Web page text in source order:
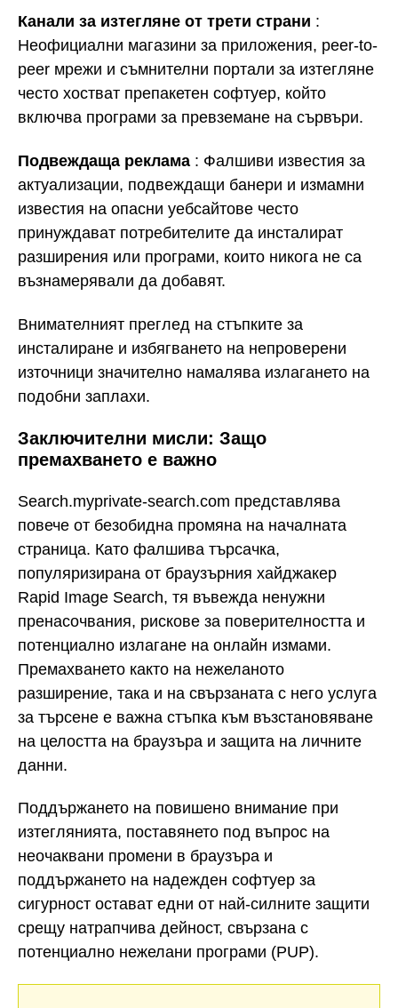
Канали за изтегляне от трети страни :
Неофициални магазини за приложения, peer-to-
peer мрежи и съмнителни портали за изтегляне
често хостват препакетен софтуер, който
включва програми за превземане на сървъри.
Подвеждаща реклама : Фалшиви известия за
актуализации, подвеждащи банери и измамни
известия на опасни уебсайтове често
принуждават потребителите да инсталират
разширения или програми, които никога не са
възнамерявали да добавят.
Внимателният преглед на стъпките за
инсталиране и избягването на непроверени
източници значително намалява излагането на
подобни заплахи.
Заключителни мисли: Защо
премахването е важно
Search.myprivate-search.com представлява
повече от безобидна промяна на началната
страница. Като фалшива търсачка,
популяризирана от браузърния хайджакер
Rapid Image Search, тя въвежда ненужни
пренасочвания, рискове за поверителността и
потенциално излагане на онлайн измами.
Премахването както на нежеланото
разширение, така и на свързаната с него услуга
за търсене е важна стъпка към възстановяване
на целостта на браузъра и защита на личните
данни.
Поддържането на повишено внимание при
изтеглянията, поставянето под въпрос на
неочаквани промени в браузъра и
поддържането на надежден софтуер за
сигурност остават едни от най-силните защити
срещу натрапчива дейност, свързана с
потенциално нежелани програми (PUP).